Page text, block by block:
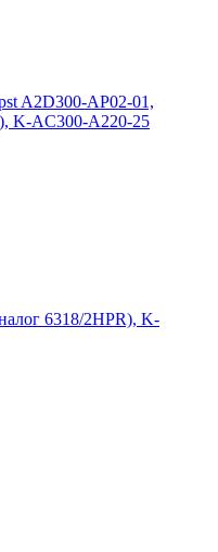
A2D300-AP02-01,
K-AC300-A220-25
6318/2HPR), K-